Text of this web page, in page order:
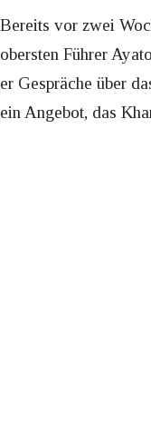
Bereits vor zwei
obersten Führer
er Gespräche über
ein Angebot, das